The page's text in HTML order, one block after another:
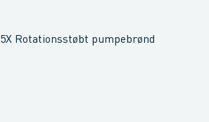
Rotationsstøbt pumpebrønd